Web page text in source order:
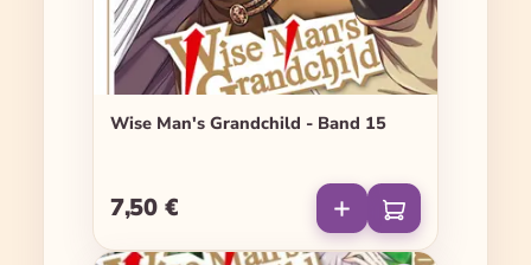
Wise Man's Grandchild - Band 15
Regulärer Preis:
7,50 €